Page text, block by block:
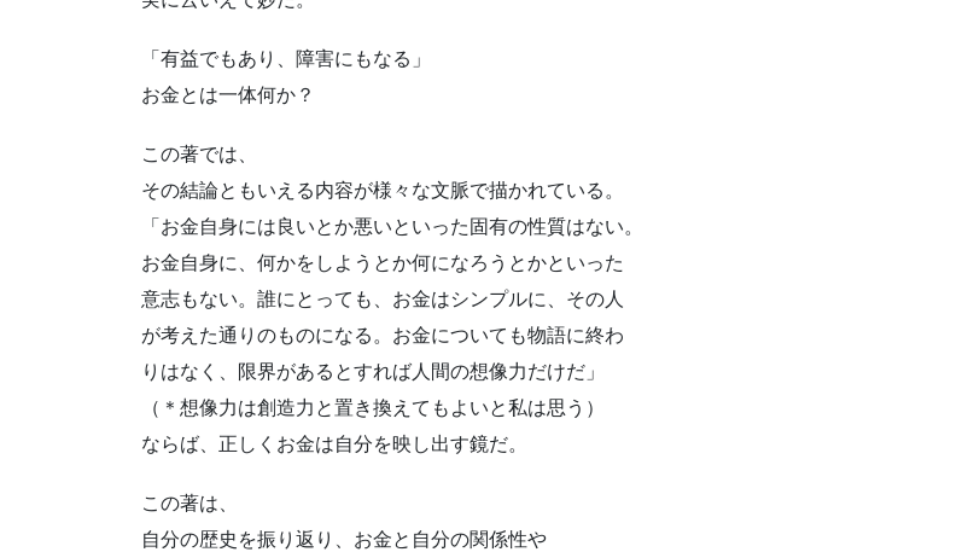
「有益でもあり、障害にもなる」
お金とは一体何か？
この著では、
その結論ともいえる内容が様々な文脈で描かれている。
「お金自身には良いとか悪いといった固有の性質はない。
お金自身に、何かをしようとか何になろうとかといった
意志もない。誰にとっても、お金はシンプルに、その人
が考えた通りのものになる。お金についても物語に終わ
りはなく、限界があるとすれば人間の想像力だけだ」
（＊想像力は創造力と置き換えてもよいと私は思う）
ならば、正しくお金は自分を映し出す鏡だ。
この著は、
自分の歴史を振り返り、お金と自分の関係性や